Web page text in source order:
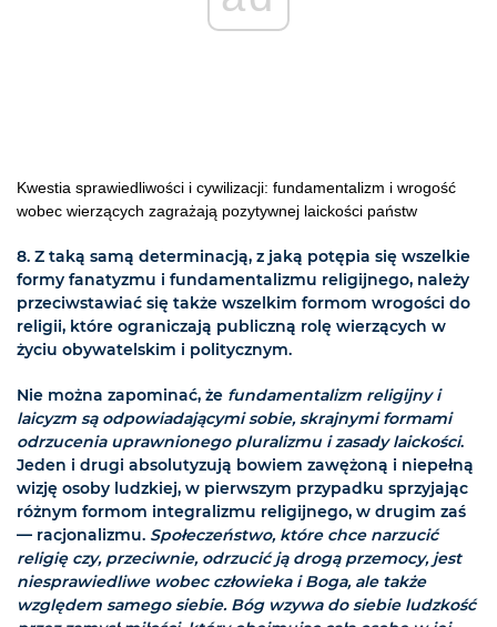
Kwestia sprawiedliwości i cywilizacji: fundamentalizm i wrogość
wobec wierzących zagrażają pozytywnej laickości państw
8. Z taką samą determinacją, z jaką potępia się wszelkie
formy fanatyzmu i fundamentalizmu religijnego, należy
przeciwstawiać się także wszelkim formom wrogości do
religii, które ograniczają publiczną rolę wierzących w
życiu obywatelskim i politycznym.
Nie można zapominać, że fundamentalizm religijny i
laicyzm są odpowiadającymi sobie, skrajnymi formami
odrzucenia uprawnionego pluralizmu i zasady laickości.
Jeden i drugi absolutyzują bowiem zawężoną i niepełną
wizję osoby ludzkiej, w pierwszym przypadku sprzyjając
różnym formom integralizmu religijnego, w drugim zaś
— racjonalizmu. Społeczeństwo, które chce narzucić
religię czy, przeciwnie, odrzucić ją drogą przemocy, jest
niesprawiedliwe wobec człowieka i Boga, ale także
względem samego siebie. Bóg wzywa do siebie ludzkość